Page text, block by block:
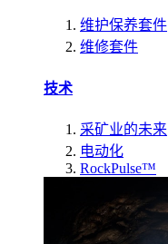
维护保养套件
维修套件
技术
采矿业的未来
电动化
RockPulse™